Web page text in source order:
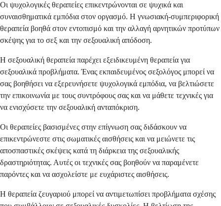
Οι ψυχολογικές θεραπείες επικεντρώνονται σε ψυχικά και
συναισθηματικά εμπόδια στον οργασμό. Η γνωσιακή-συμπεριφορική
θεραπεία βοηθά στον εντοπισμό και την αλλαγή αρνητικών προτύπων
σκέψης για το σεξ και την σεξουαλική απόδοση.
Η σεξουαλική θεραπεία παρέχει εξειδικευμένη θεραπεία για
σεξουαλικά προβλήματα. Ένας εκπαιδευμένος σεξολόγος μπορεί να
σας βοηθήσει να εξερευνήσετε ψυχολογικά εμπόδια, να βελτιώσετε
την επικοινωνία με τους συντρόφους σας και να μάθετε τεχνικές για
να ενισχύσετε την σεξουαλική ανταπόκριση.
Οι θεραπείες βασισμένες στην επίγνωση σας διδάσκουν να
επικεντρώνεστε στις σωματικές αισθήσεις και να μειώνετε τις
αποσπαστικές σκέψεις κατά τη διάρκεια της σεξουαλικής
δραστηριότητας. Αυτές οι τεχνικές σας βοηθούν να παραμένετε
παρόντες και να ασχολείστε με ευχάριστες αισθήσεις.
Η θεραπεία ζευγαριού μπορεί να αντιμετωπίσει προβλήματα σχέσης